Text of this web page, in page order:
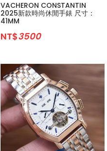
VACHERON CONSTANTIN
2025新款時尚休閒手錶 尺寸：
41MM
NT$3500